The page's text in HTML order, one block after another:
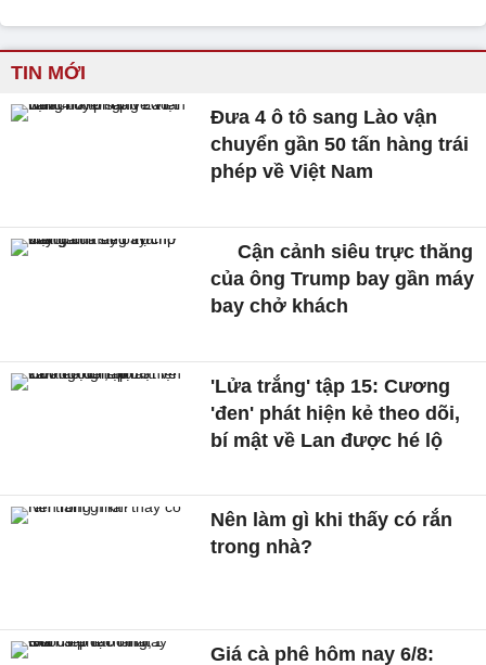
TIN MỚI
Đưa 4 ô tô sang Lào vận
chuyển gần 50 tấn hàng trái
phép về Việt Nam
Cận cảnh siêu trực thăng
của ông Trump bay gần máy
bay chở khách
'Lửa trắng' tập 15: Cương
'đen' phát hiện kẻ theo dõi,
bí mật về Lan được hé lộ
Nên làm gì khi thấy có rắn
trong nhà?
Giá cà phê hôm nay 6/8: